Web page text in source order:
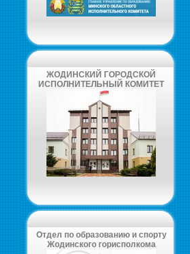
ЖОДИНСКИЙ ГОРОДСКОЙ
ИСПОЛНИТЕЛЬНЫЙ КОМИТЕТ
Отдел по образованию и спорту
Жодинского горисполкома